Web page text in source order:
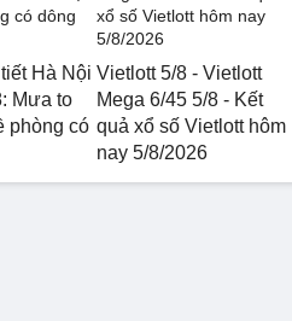
Hà Nội
Mưa to
phòng có
Vietlott 5/8 - Vietlott
Mega 6/45 5/8 - Kết
quả xổ số Vietlott hôm
nay 5/8/2026